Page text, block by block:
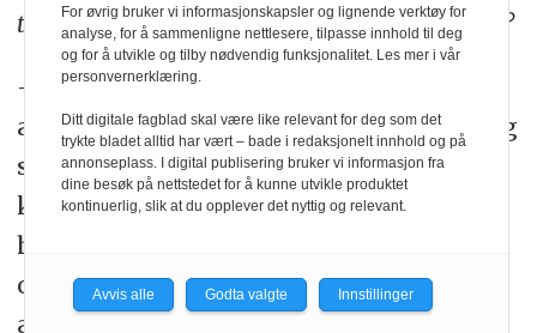
tidlig eller være i barnehagen til sent på kveld?
– Vi ser at det fungerer veldig bra for de
aller fleste. For barnehagen er et hyggelig
sted som de kjenner fra dagtid, og det er
kjente mennesker de møter. Men vi har
hatt noen som det ikke har fungert for,
og da har en av foreldrene endret sin
arbeidstid eller søkt over i annen jobb,
For øvrig bruker vi informasjonskapsler og lignende verktøy for
analyse, for å sammenligne nettlesere, tilpasse innhold til deg
og for å utvikle og tilby nødvendig funksjonalitet. Les mer i vår
personvernerklæring.
Ditt digitale fagblad skal være like relevant for deg som det
trykte bladet alltid har vært – bade i redaksjonelt innhold og på
annonseplass. I digital publisering bruker vi informasjon fra
dine besøk på nettstedet for å kunne utvikle produktet
kontinuerlig, slik at du opplever det nyttig og relevant.
Avvis alle Godta valgte Innstillinger